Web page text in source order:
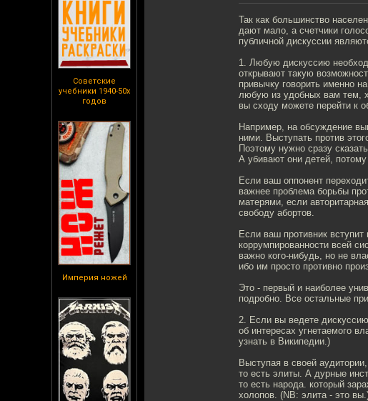
Советские
учебники 1940-50х
годов
Империя ножей
Так как большинство
дают мало, а счетчики
публичной дискуссии
1. Любую дискуссию
открывают такую
привычку говорить именно
любую из удобных вам тем,
вы сходу можете перейти к
Например, на обсуждение
ними. Выступать против
Поэтому нужно сразу
А убивают они детей,
Если ваш оппонент
важнее проблема борьбы
матерями, если
свободу абортов.
Если ваш противник
коррумпированности всей
важно кого-нибудь, но не
ибо им просто противно
Это - первый и наиболее
подробно. Все остальные
2. Если вы ведете
об интересах угнетаемого
узнать в Википедии.)
Выступая в своей
то есть элиты. А дурные
то есть народа. который
холопов. (NB: элита - это